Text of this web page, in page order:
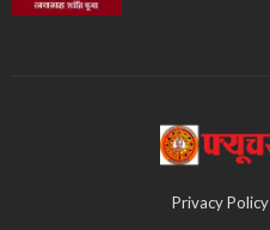
Privacy Policy